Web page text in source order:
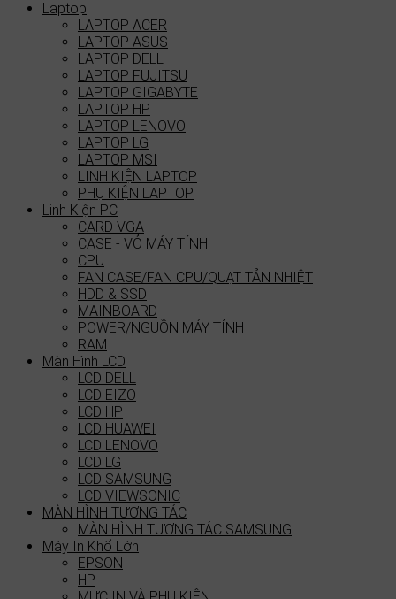
Laptop
LAPTOP ACER
LAPTOP ASUS
LAPTOP DELL
LAPTOP FUJITSU
LAPTOP GIGABYTE
LAPTOP HP
LAPTOP LENOVO
LAPTOP LG
LAPTOP MSI
LINH KIỆN LAPTOP
PHỤ KIỆN LAPTOP
Linh Kiện PC
CARD VGA
CASE - VỎ MÁY TÍNH
CPU
FAN CASE/FAN CPU/QUẠT TẢN NHIỆT
HDD & SSD
MAINBOARD
POWER/NGUỒN MÁY TÍNH
RAM
Màn Hình LCD
LCD DELL
LCD EIZO
LCD HP
LCD HUAWEI
LCD LENOVO
LCD LG
LCD SAMSUNG
LCD VIEWSONIC
MÀN HÌNH TƯƠNG TÁC
MÀN HÌNH TƯƠNG TÁC SAMSUNG
Máy In Khổ Lớn
EPSON
HP